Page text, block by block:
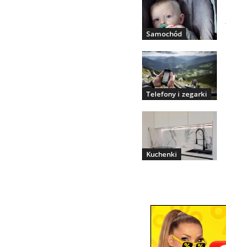
Samochód
Telefony i zegarki
Kuchenki